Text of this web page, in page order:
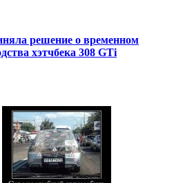
решение о временном
хэтчбека 308 GTi